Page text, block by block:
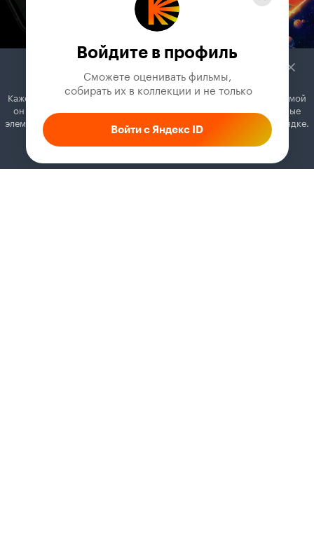
Войдите в профиль
Сможете оценивать фильмы,
собирать их в коллекции и не только
Войти с Яндекс ID
Кажется, вы используете блокировщик рекламы. Вместе с рекламой
он может отключать постеры, папки с фильмами и другие важные
элементы. Добавьте Кинопоиск в исключения, и всё будет в порядке.
Как это сделать